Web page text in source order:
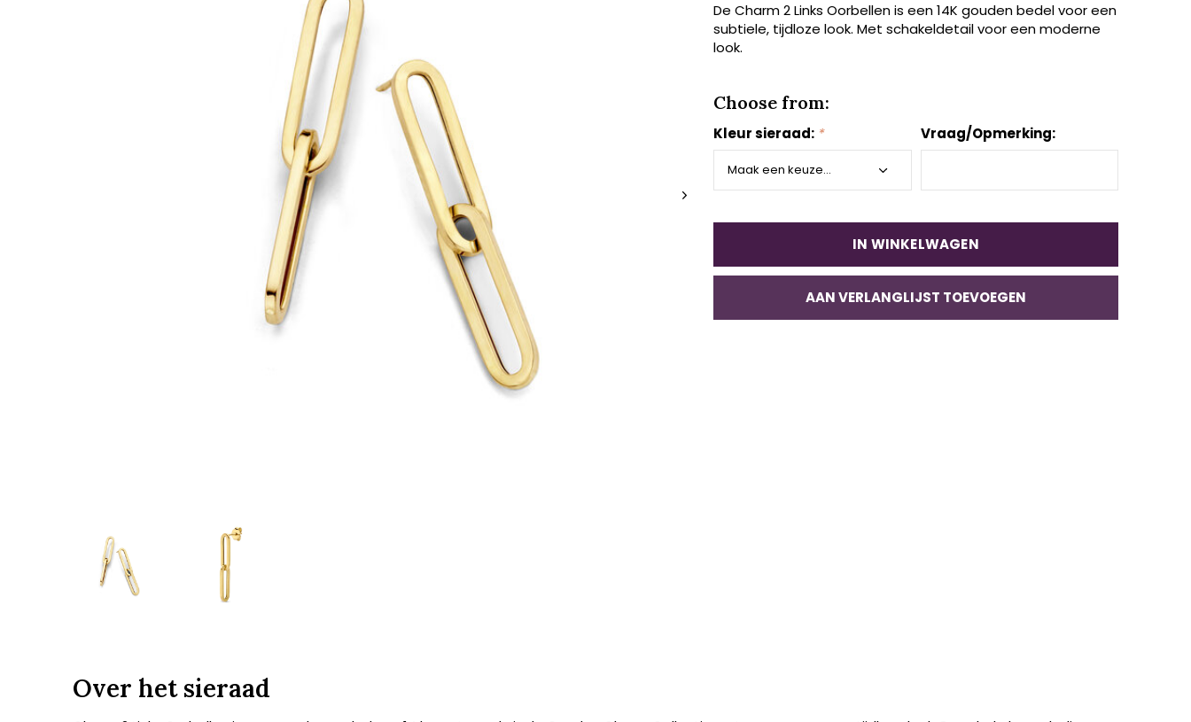
De Charm 2 Links Oorbellen is een 14K gouden bedel voor een
subtiele, tijdloze look. Met schakeldetail voor een moderne
look.
Choose from:
Kleur sieraad: * Vraag/Opmerking:
IN WINKELWAGEN
AAN VERLANGLIJST TOEVOEGEN
Over het sieraad